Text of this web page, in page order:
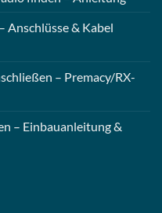
Anschlüsse & Kabel
– Premacy/RX-
– Einbauanleitung &